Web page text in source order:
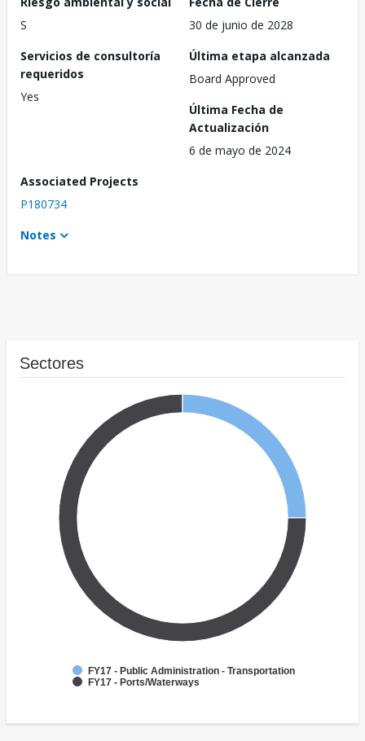
S
30 de junio de 2028
Servicios de consultoría
requeridos
Yes
Última etapa alcanzada
Board Approved
Última Fecha de
Actualización
6 de mayo de 2024
Associated Projects
P180734
Notes
Sectores
FY17 - Public Administration - Transportation
FY17 - Ports/Waterways